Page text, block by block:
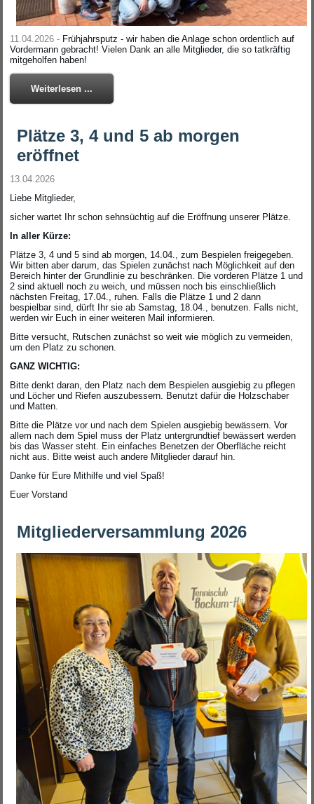
11.04.2026 - Frühjahrsputz - wir haben die Anlage schon ordentlich auf
Vordermann gebracht! Vielen Dank an alle Mitglieder, die so tatkräftig
mitgeholfen haben!
Weiterlesen ...
Plätze 3, 4 und 5 ab morgen
eröffnet
13.04.2026
Liebe Mitglieder,
sicher wartet Ihr schon sehnsüchtig auf die Eröffnung unserer Plätze.
In aller Kürze:
Plätze 3, 4 und 5 sind ab morgen, 14.04., zum Bespielen freigegeben.
Wir bitten aber darum, das Spielen zunächst nach Möglichkeit auf den
Bereich hinter der Grundlinie zu beschränken. Die vorderen Plätze 1 und
2 sind aktuell noch zu weich, und müssen noch bis einschließlich
nächsten Freitag, 17.04., ruhen. Falls die Plätze 1 und 2 dann
bespielbar sind, dürft Ihr sie ab Samstag, 18.04., benutzen. Falls nicht,
werden wir Euch in einer weiteren Mail informieren.
Bitte versucht, Rutschen zunächst so weit wie möglich zu vermeiden,
um den Platz zu schonen.
GANZ WICHTIG:
Bitte denkt daran, den Platz nach dem Bespielen ausgiebig zu pflegen
und Löcher und Riefen auszubessern. Benutzt dafür die Holzschaber
und Matten.
Bitte die Plätze vor und nach dem Spielen ausgiebig bewässern. Vor
allem nach dem Spiel muss der Platz untergrundtief bewässert werden
bis das Wasser steht. Ein einfaches Benetzen der Oberfläche reicht
nicht aus. Bitte weist auch andere Mitglieder darauf hin.
Danke für Eure Mithilfe und viel Spaß!
Euer Vorstand
Mitgliederversammlung 2026